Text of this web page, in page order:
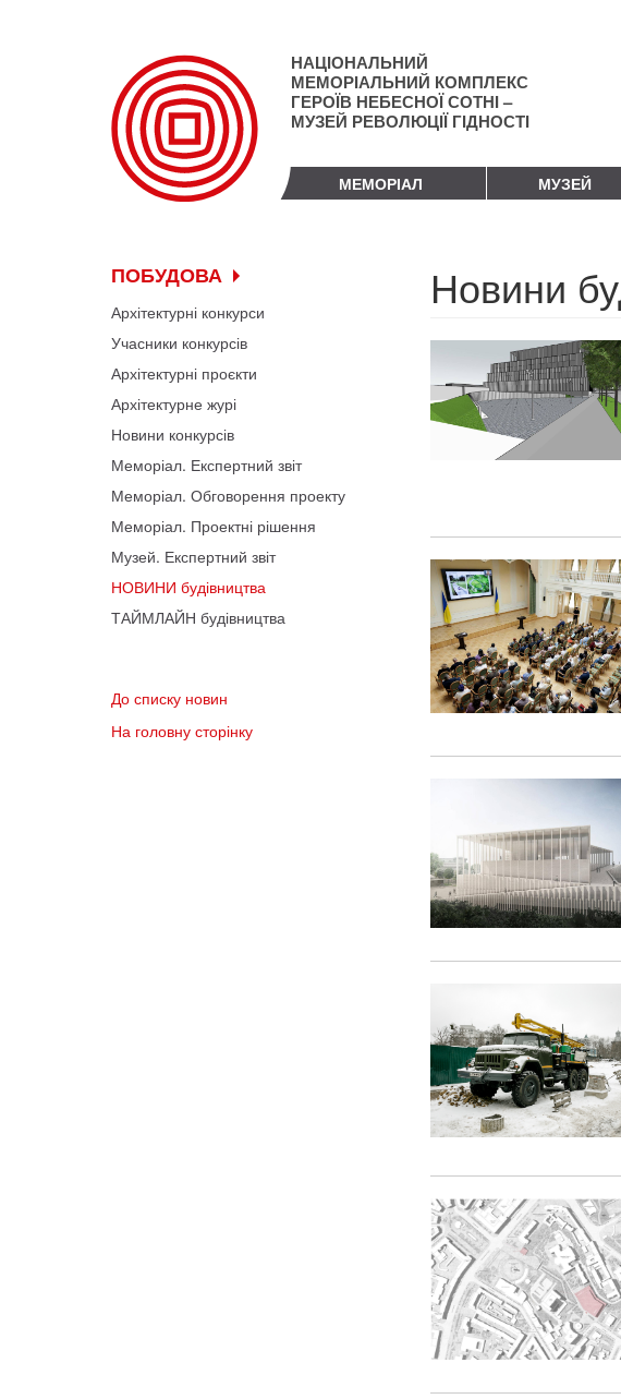
НАЦІОНАЛЬНИЙ
МЕМОРІАЛЬНИЙ КОМПЛЕКС
ГЕРОЇВ НЕБЕСНОЇ СОТНІ –
МУЗЕЙ РЕВОЛЮЦІЇ ГІДНОСТІ
МЕМОРІАЛ МУЗЕЙ
ПОБУДОВА
Архітектурні конкурси
Учасники конкурсів
Архітектурні проєкти
Архітектурне журі
Новини конкурсів
Меморіал. Експертний звіт
Меморіал. Обговорення проекту
Меморіал. Проектні рішення
Музей. Експертний звіт
НОВИНИ будівництва
ТАЙМЛАЙН будівництва
До списку новин
На головну сторінку
Новини